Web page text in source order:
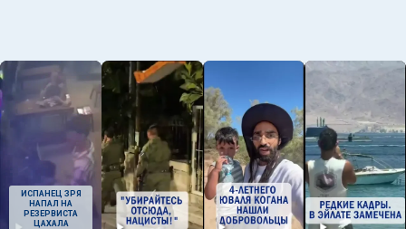
ИСПАНЕЦ ЗРЯ
НАПАЛ НА
РЕЗЕРВИСТА
ЦАХАЛА